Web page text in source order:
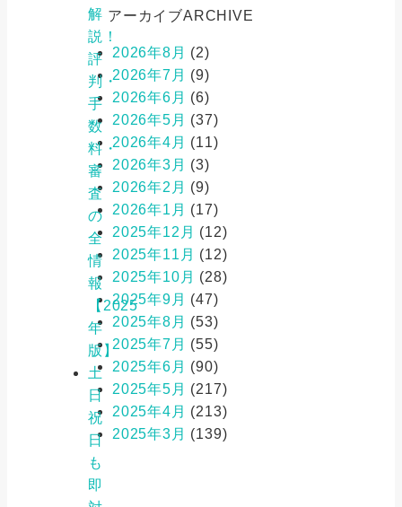
解
説！
評
判・
手
数
料・
審
査
の
全
情
報
【2025
年
版】
土
日
祝
日
も
即
アーカイブARCHIVE
2026年8月 (2)
2026年7月 (9)
2026年6月 (6)
2026年5月 (37)
2026年4月 (11)
2026年3月 (3)
2026年2月 (9)
2026年1月 (17)
2025年12月 (12)
2025年11月 (12)
2025年10月 (28)
2025年9月 (47)
2025年8月 (53)
2025年7月 (55)
2025年6月 (90)
2025年5月 (217)
2025年4月 (213)
2025年3月 (139)